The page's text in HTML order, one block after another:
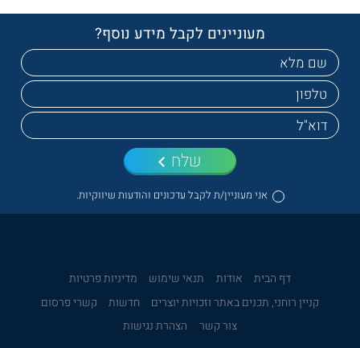
מעוניינים לקבל מידע נוסף?
אני מעוניין/ת לקבל עדכונים והודעות שיווקיות.
שלח
דף הבית אודות תנאי שימוש
מדיניות פרטיות
קניין רוחני, תכנים באתר וזכויות יוצרים
חדשות
קשרי פרסום
צור קשר
הצהרת נגישות